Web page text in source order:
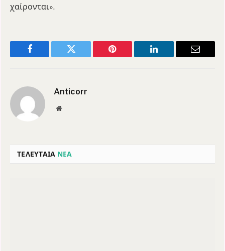
χαίρονται».
Facebook Twitter Pinterest LinkedIn Email
Anticorr
Website
ΤΕΛΕΥΤΑΙΑ ΝΕΑ